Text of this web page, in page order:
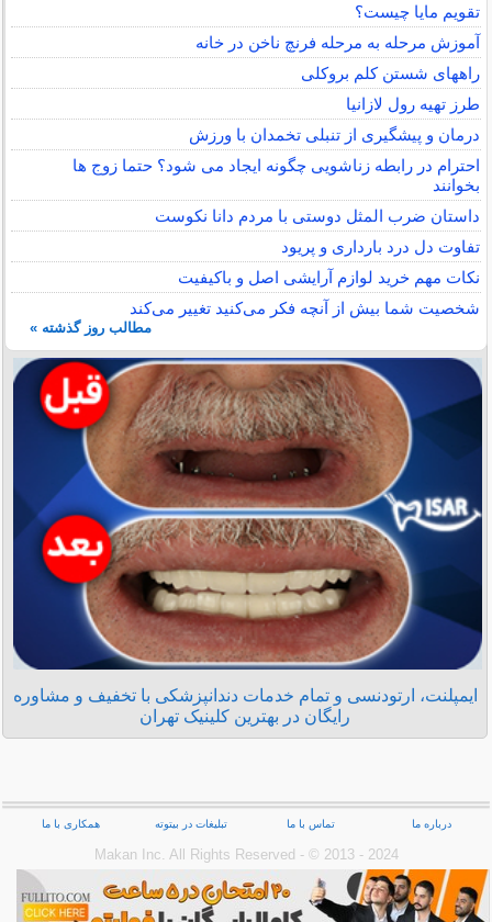
تقویم مایا چیست؟
آموزش مرحله به مرحله فرنچ ناخن در خانه
راههای شستن کلم بروکلی
طرز تهیه رول لازانیا
درمان و پیشگیری از تنبلی تخمدان با ورزش
احترام در رابطه زناشویی چگونه ایجاد می شود؟ حتما زوج ها
بخوانند
داستان ضرب المثل دوستی با مردم دانا نكوست
تفاوت دل درد بارداری و پریود
نکات مهم خرید لوازم آرایشی اصل و باکیفیت
شخصیت شما بیش از آنچه فکر می‌کنید تغییر می‌کند
مطالب روز گذشته »
ایمپلنت، ارتودنسی و تمام خدمات دندانپزشکی با تخفیف و مشاوره
رایگان در بهترین کلینیک تهران
درباره ما تماس با ما تبلیغات در بیتوته همکاری با ما
Makan Inc.‎ All Rights Reserved - © 2013 - 2024